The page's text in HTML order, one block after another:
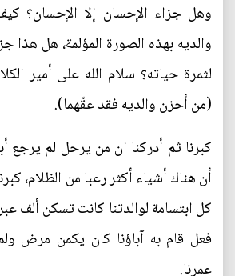
وهل جزاء الإحسان إلا الإحسان؟
والديه بهذه الصورة المؤلمة، هل هذا
لثمرة حياته؟ سلام الله على أمير
(من أحزن والديه فقد عقّهما).
كبرنا ثم أدركنا ان من يرحل لم يرجع
أن هناك أشياء أكثر رعبا من الظلام،
كل ابتسامة لوالدتنا كانت تسكن ألف
فعل قام به آباؤنا كان يكمن مرض
عمرنا.